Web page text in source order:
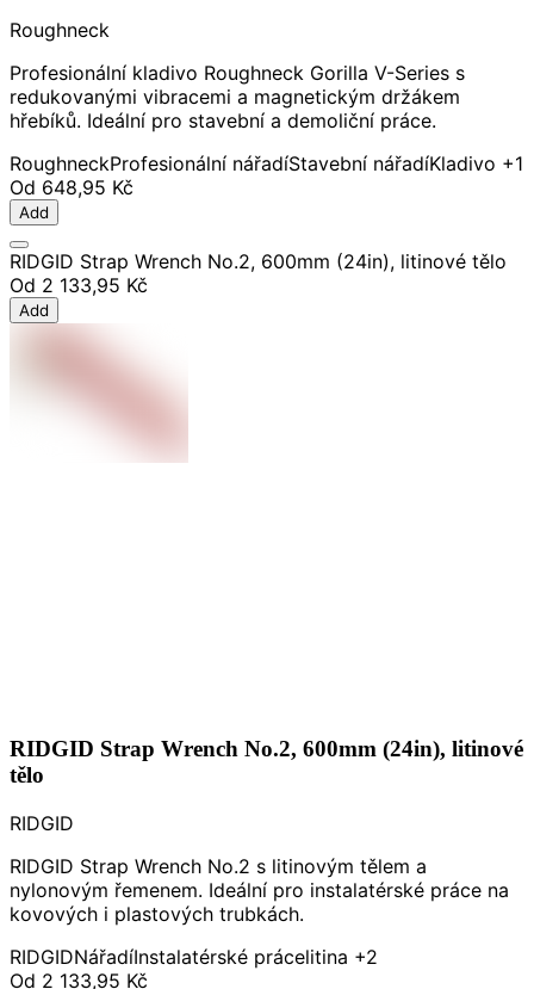
Roughneck
Profesionální kladivo Roughneck Gorilla V-Series s
redukovanými vibracemi a magnetickým držákem
hřebíků. Ideální pro stavební a demoliční práce.
RoughneckProfesionální nářadíStavební nářadíKladivo +1
Od 648,95 Kč
Add
RIDGID Strap Wrench No.2, 600mm (24in), litinové tělo
Od 2 133,95 Kč
Add
RIDGID Strap Wrench No.2, 600mm (24in), litinové
tělo
RIDGID
RIDGID Strap Wrench No.2 s litinovým tělem a
nylonovým řemenem. Ideální pro instalatérské práce na
kovových i plastových trubkách.
RIDGIDNářadíInstalatérské prácelitina +2
Od 2 133,95 Kč